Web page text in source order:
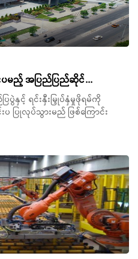
ပမည့် အပြည်ပြည်ဆိုင်...
ပွဲနှင့် ရင်းနှီးမြှုပ်နှံမှုဖိုရမ်ကို
ြုလုပ်သွားမည် ဖြစ်ကြောင်း